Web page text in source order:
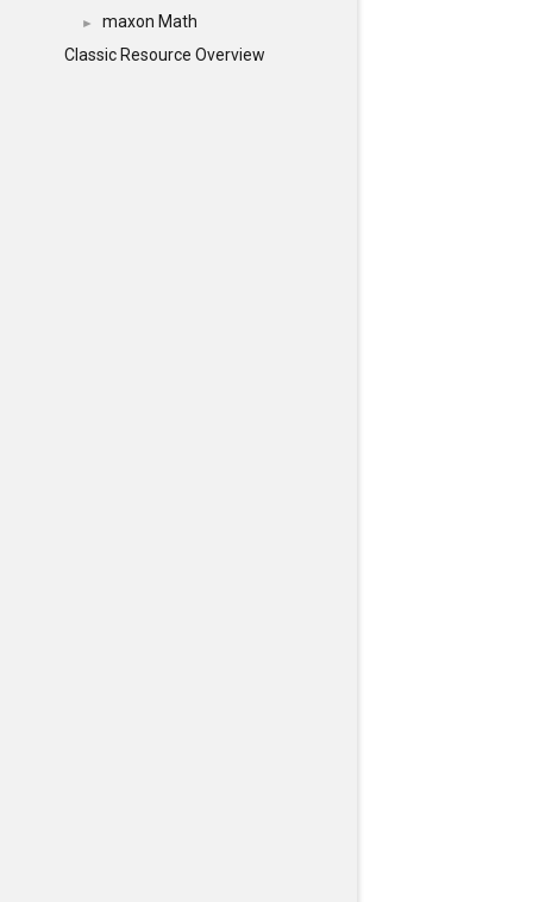
►
maxon Math
Classic Resource Overview